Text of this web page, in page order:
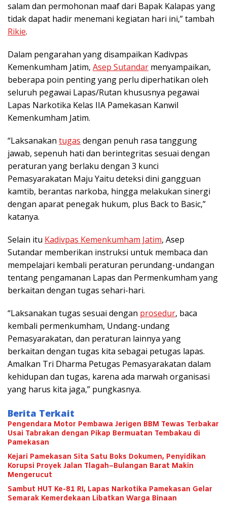
salam dan permohonan maaf dari Bapak Kalapas yang
tidak dapat hadir menemani kegiatan hari ini,” tambah
Rikie.
Dalam pengarahan yang disampaikan Kadivpas
Kemenkumham Jatim, Asep Sutandar menyampaikan,
beberapa poin penting yang perlu diperhatikan oleh
seluruh pegawai Lapas/Rutan khususnya pegawai
Lapas Narkotika Kelas IIA Pamekasan Kanwil
Kemenkumham Jatim.
“Laksanakan tugas dengan penuh rasa tanggung
jawab, sepenuh hati dan berintegritas sesuai dengan
peraturan yang berlaku dengan 3 kunci
Pemasyarakatan Maju Yaitu deteksi dini gangguan
kamtib, berantas narkoba, hingga melakukan sinergi
dengan aparat penegak hukum, plus Back to Basic,”
katanya.
Selain itu Kadivpas Kemenkumham Jatim, Asep
Sutandar memberikan instruksi untuk membaca dan
mempelajari kembali peraturan perundang-undangan
tentang pengamanan Lapas dan Permenkumham yang
berkaitan dengan tugas sehari-hari.
“Laksanakan tugas sesuai dengan prosedur, baca
kembali permenkumham, Undang-undang
Pemasyarakatan, dan peraturan lainnya yang
berkaitan dengan tugas kita sebagai petugas lapas.
Amalkan Tri Dharma Petugas Pemasyarakatan dalam
kehidupan dan tugas, karena ada marwah organisasi
yang harus kita jaga,” pungkasnya.
Berita Terkait
Pengendara Motor Pembawa Jerigen BBM Tewas Terbakar
Usai Tabrakan dengan Pikap Bermuatan Tembakau di
Pamekasan
Kejari Pamekasan Sita Satu Boks Dokumen, Penyidikan
Korupsi Proyek Jalan Tlagah–Bulangan Barat Makin
Mengerucut
Sambut HUT Ke-81 RI, Lapas Narkotika Pamekasan Gelar
Semarak Kemerdekaan Libatkan Warga Binaan